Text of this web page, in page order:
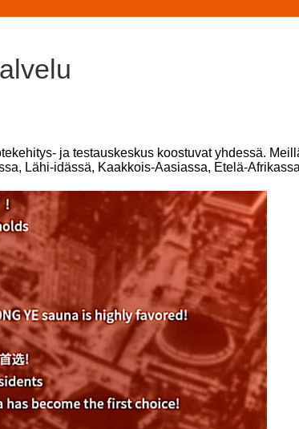
ja testauskeskus koostuvat yhdessä.
Lähi-idässä, Kaakkois-Aasiassa, Etelä-